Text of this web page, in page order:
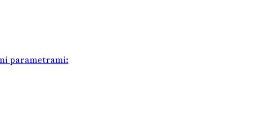
parametrami: